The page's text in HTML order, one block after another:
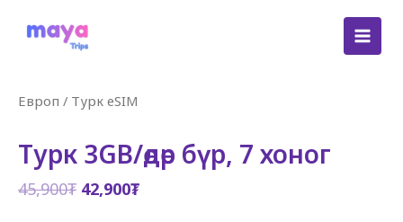
Европ / Турк eSIM
Турк 3GB/өдөр бүр, 7 хоног
45,900₮ Original
42,900₮Current